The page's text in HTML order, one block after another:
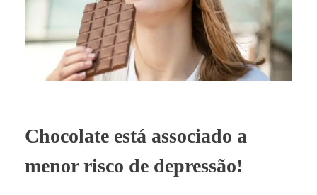
Chocolate está associado a
menor risco de depressão!